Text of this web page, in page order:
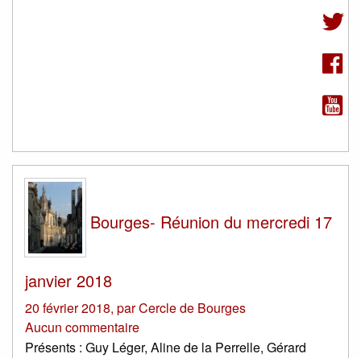
Bourges- Réunion du mercredi 17
janvier 2018
20 février 2018, parCercle de Bourges
Aucun commentaire
Présents : Guy Léger, Aline de la Perrelle, Gérard